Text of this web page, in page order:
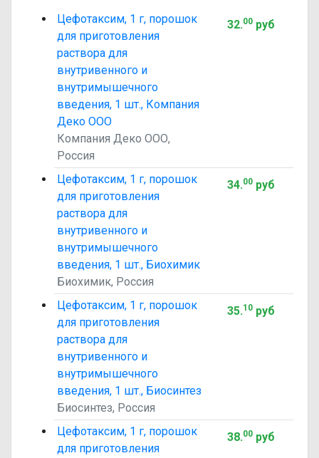
Цефотаксим, 1 г, порошок
для приготовления
раствора для
внутривенного и
внутримышечного
введения, 1 шт., Компания
Деко ООО
Компания Деко ООО,
Россия
32.00руб
Цефотаксим, 1 г, порошок
для приготовления
раствора для
внутривенного и
внутримышечного
введения, 1 шт., Биохимик
Биохимик, Россия
34.00руб
Цефотаксим, 1 г, порошок
для приготовления
раствора для
внутривенного и
внутримышечного
введения, 1 шт., Биосинтез
Биосинтез, Россия
35.10руб
Цефотаксим, 1 г, порошок
для приготовления
38.00руб